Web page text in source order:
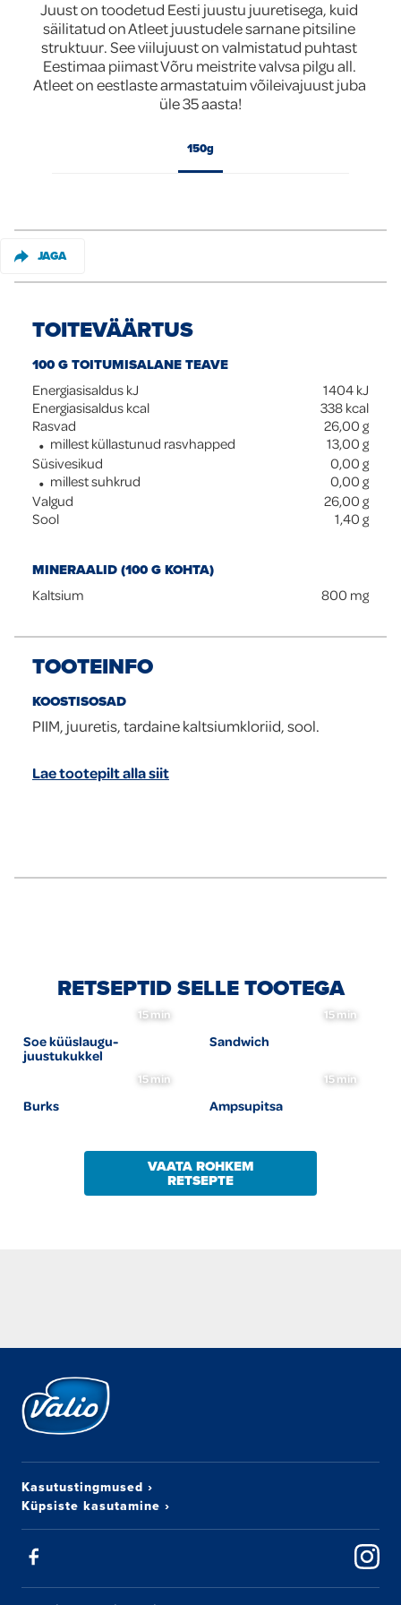
Global
Juust on toodetud Eesti juustu juuretisega, kuid
säilitatud on Atleet juustudele sarnane pitsiline
struktuur. See viilujuust on valmistatud puhtast
Eestimaa piimast Võru meistrite valvsa pilgu all.
Atleet on eestlaste armastatuim võileivajuust juba
üle 35 aasta!
150g
JAGA
TOITEVÄÄRTUS
100 G TOITUMISALANE TEAVE
Energiasisaldus kJ 1404 kJ
Energiasisaldus kcal
338 kcal
Rasvad
26,00 g
millest küllastunud rasvhapped
13,00 g
Süsivesikud
0,00 g
millest suhkrud
0,00 g
Valgud
26,00 g
Sool
1,40 g
MINERAALID (100 G KOHTA)
Kaltsium 800 mg
TOOTEINFO
KOOSTISOSAD
PIIM, juuretis, tardaine kaltsiumkloriid, sool.
Lae tootepilt alla siit
RETSEPTID SELLE TOOTEGA
15 min
Soe küüslaugu-
juustukukkel
15 min
Sandwich
15 min
Burks
15 min
Ampsupitsa
VAATA ROHKEM
RETSEPTE
Kasutustingmused ›
Küpsiste kasutamine ›